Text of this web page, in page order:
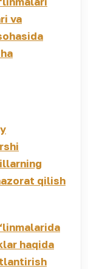
va
qilish
haqida